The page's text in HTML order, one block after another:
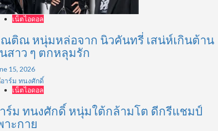
เน็ตไอดอล
ติณ หนุ่มหล่อจาก นิวคันทรี่ เสน่ห์เกินต้าน
สาว ๆ ตกหลุมรัก
15, 2026
เน็ตไอดอล
ร์ม ทนงศักดิ์ หนุ่มใต้กล้ามโต ดีกรีแชมป์
าะกาย